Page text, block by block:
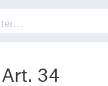
und sehr großen
Art. 34